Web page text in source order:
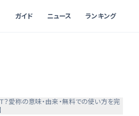
ガイド ニュース ランキング
愛称の意味・由来・無料での使い方を完